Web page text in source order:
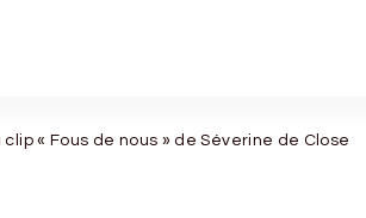
clip « Fous de nous » de Séverine de Close